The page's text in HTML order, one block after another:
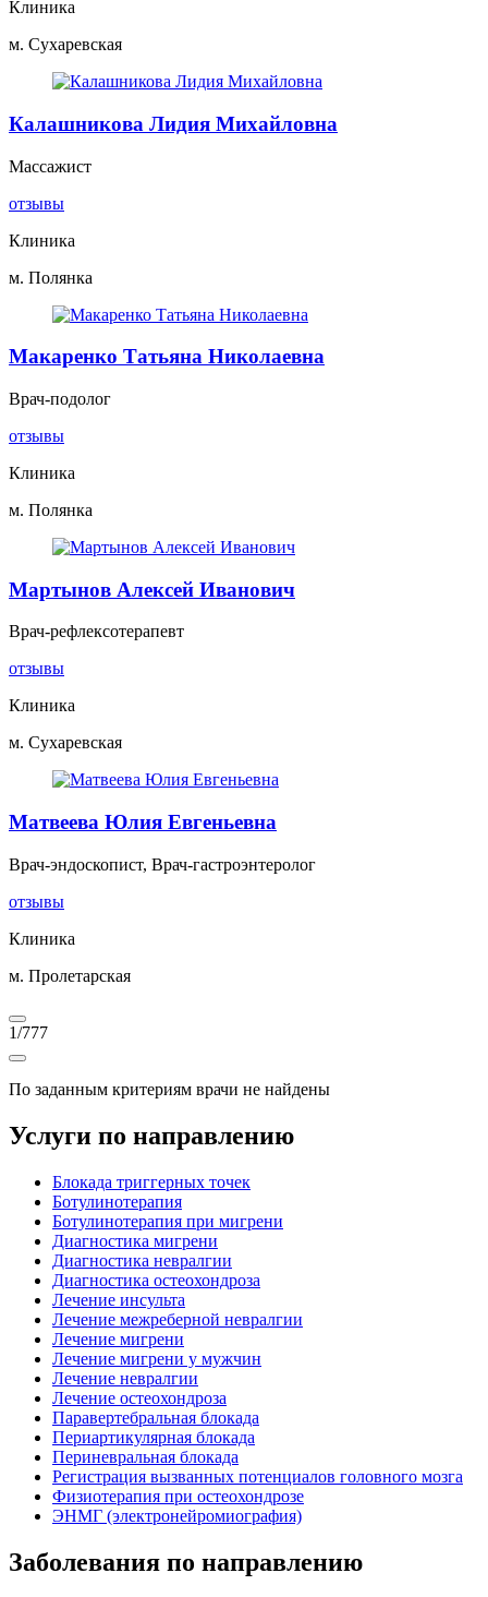
Клиника
м. Сухаревская
Калашникова Лидия Михайловна
Массажист
отзывы
Клиника
м. Полянка
Макаренко Татьяна Николаевна
Врач-подолог
отзывы
Клиника
м. Полянка
Мартынов Алексей Иванович
Врач-рефлексотерапевт
отзывы
Клиника
м. Сухаревская
Матвеева Юлия Евгеньевна
Врач-эндоскопист, Врач-гастроэнтеролог
отзывы
Клиника
м. Пролетарская
1/777
По заданным критериям врачи не найдены
Услуги по направлению
Блокада триггерных точек
Ботулинотерапия
Ботулинотерапия при мигрени
Диагностика мигрени
Диагностика невралгии
Диагностика остеохондроза
Лечение инсульта
Лечение межреберной невралгии
Лечение мигрени
Лечение мигрени у мужчин
Лечение невралгии
Лечение остеохондроза
Паравертебральная блокада
Периартикулярная блокада
Периневральная блокада
Регистрация вызванных потенциалов головного мозга
Физиотерапия при остеохондрозе
ЭНМГ (электронейромиография)
Заболевания по направлению